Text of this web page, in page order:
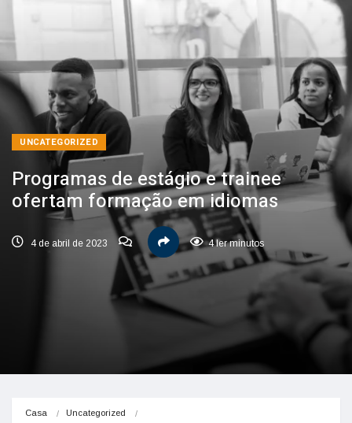
UNCATEGORIZED
Programas de estágio e trainee
ofertam formação em idiomas
4 de abril de 2023 4 ler minutos
Casa Uncategorized